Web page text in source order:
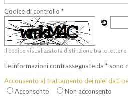
Codice di controllo *
Il codice visualizzato fa distinzione tra le lettere
Le informazioni contrassegnate da * sono
Acconsento al trattamento dei miei dati
Acconsento
Non acconsento